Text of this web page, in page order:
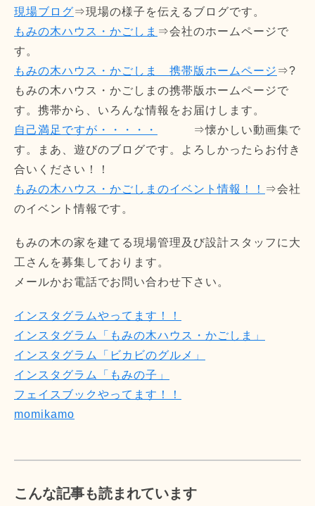
現場ブログ⇒現場の様子を伝えるブログです。
もみの木ハウス・かごしま ⇒会社のホームページで
す。
もみの木ハウス・かごしま 携帯版ホームページ ⇒?
もみの木ハウス・かごしまの携帯版ホームページで
す。携帯から、いろんな情報をお届けします。
自己満足ですが・・・・・
⇒懐かしい動画集で
す。まあ、遊びのブログです。よろしかったらお付き
合いください！！
もみの木ハウス・かごしまのイベント情報！！ ⇒会社
のイベント情報です。
もみの木の家を建てる現場管理及び設計スタッフに大
工さんを募集しております。
メールかお電話でお問い合わせ下さい。
インスタグラムやってます！！
インスタグラム「もみの木ハウス・かごしま」
インスタグラム「ビカビのグルメ」
インスタグラム「もみの子」
フェイスブックやってます！！
momikamo
こんな記事も読まれています